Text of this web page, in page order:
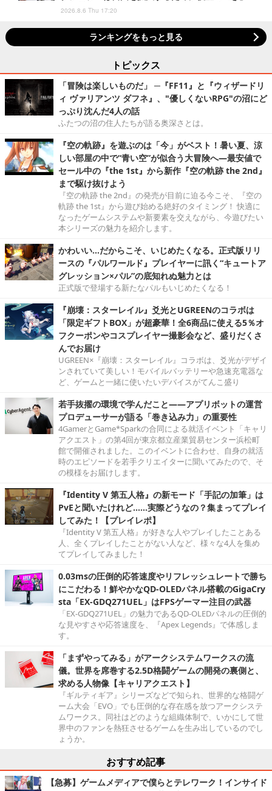
2026.8.6 Thu 17:20
ランキングをもっと見る
トピックス
「冒険は楽しいものだ」 ─『FF11』と『ウィザードリ
ィ ヴァリアンツ ダフネ』、"優しくないRPG"の沼にど
っぷり沈んだ4人の話
ふたつの沼の住人たちが語る奥深さとは。
『空の軌跡』を遊ぶのは「今」がベスト！暑い夏、涼
しい部屋の中で“青い空”が似合う大冒険へ―最安値で
セール中の『the 1st』から新作『空の軌跡 the 2nd』
まで駆け抜けよう
『空の軌跡 the 2nd』の発売が目前に迫る今こそ、『空の
軌跡 the 1st』から遊び始める絶好のタイミング！ 快適に
なったゲームシステムや新要素を交えながら、今遊びたい
本シリーズの魅力を紹介します。
かわいい…だからこそ、いじめたくなる。正式版リリ
ースの『パルワールド』プレイヤーに訊く“キュートア
グレッション×パル”の底知れぬ魅力とは
正式版で登場する新たなパルもいじめたくなる！
『崩壊：スターレイル』爻光とUGREENのコラボは
「限定ギフトBOX」が超豪華！全6商品に使える5％オ
フクーポンやコスプレイヤー撮影会など、盛りだくさ
んでお届け
UGREEN×『崩壊：スターレイル』コラボは、爻光がデザイ
ンされていて美しい！モバイルバッテリーや急速充電器な
ど、ゲームと一緒に使いたいデバイスがてんこ盛り
若手抜擢の環境で学んだこと――アプリボットの運営
プロデューサーが語る「巻き込み力」の重要性
4GamerとGame*Sparkの合同による就活イベント「キャリ
アクエスト」の第4回が東京都立産業貿易センター浜松町
館で開催されました。このイベントに合わせ、自身の就活
時のエピソードを若手クリエイターに聞いてみたので、そ
の模様をお届けします。
『Identity V 第五人格』の新モード「手記の加筆」は
PvEと聞いたけれど……実際どうなの？集まってプレイ
してみた！【プレイレポ】
『Identity V 第五人格』が好きな人やプレイしたことある
人、全くプレイしたことがない人など、様々な4人を集め
てプレイしてみました！
0.03msの圧倒的応答速度やリフレッシュレートで勝ち
にこだわる！鮮やかなQD-OLEDパネル搭載のGigaCry
sta「EX-GDQ271UEL」はFPSゲーマー注目の武器
「EX-GDQ271UEL」の魅力であるQD-OLEDパネルの圧倒的
な見やすさや応答速度を、『Apex Legends』で体感しま
す。
「まずやってみる」がアークシステムワークスの流
儀。世界を席巻する2.5D格闘ゲームの開発の裏側と、
求める人物像【キャリアクエスト】
『ギルティギア』シリーズなどで知られ、世界的な格闘ゲ
ーム大会「EVO」でも圧倒的な存在感を放つアークシステ
ムワークス。同社はどのような組織体制で、いかにして世
界中のファンを熱狂させるゲームを生み出しているのでし
ょうか。
おすすめ記事
【急募】ゲームメディアで僕らとテレワーク！インサイド